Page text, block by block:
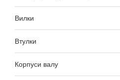
Вилки
Втулки
Корпуси валу